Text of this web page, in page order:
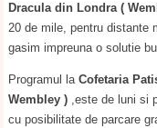
Dracula din Londra (
20 de mile, pentru distante
gasim impreuna o solutie
Programul laCofetaria
Wembley ) ,este de luni si
cu posibilitate de parcare